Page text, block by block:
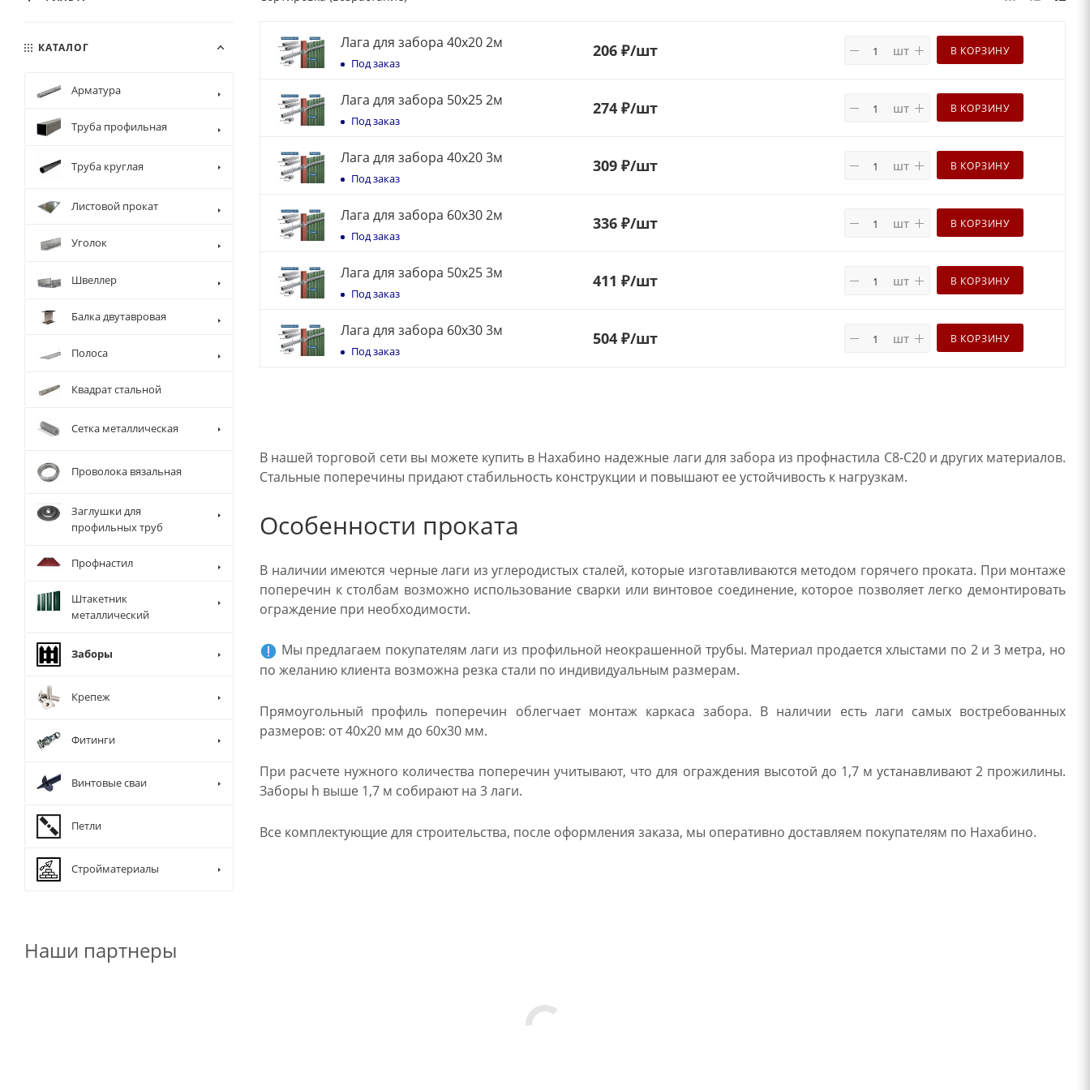
Лага для забора 40х20 2м
Под заказ
206 ₽/шт шт В КОРЗИНУ
Лага для забора 50х25 2м
Под заказ
274 ₽/шт шт В КОРЗИНУ
Лага для забора 40х20 3м
Под заказ
309 ₽/шт шт В КОРЗИНУ
Лага для забора 60х30 2м
Под заказ
336 ₽/шт шт В КОРЗИНУ
Лага для забора 50х25 3м
Под заказ
411 ₽/шт шт В КОРЗИНУ
Лага для забора 60х30 3м
Под заказ
504 ₽/шт шт В КОРЗИНУ
В нашей торговой сети вы можете купить в Нахабино надежные лаги для забора из профнастила С8-С20 и других материалов.
Стальные поперечины придают стабильность конструкции и повышают ее устойчивость к нагрузкам.
Особенности проката
В наличии имеются черные лаги из углеродистых сталей, которые изготавливаются методом горячего проката. При монтаже
поперечин к столбам возможно использование сварки или винтовое соединение, которое позволяет легко демонтировать
ограждение при необходимости.
Мы предлагаем покупателям лаги из профильной неокрашенной трубы. Материал продается хлыстами по 2 и 3 метра, но
по желанию клиента возможна резка стали по индивидуальным размерам.
Прямоугольный профиль поперечин облегчает монтаж каркаса забора. В наличии есть лаги самых востребованных
размеров: от 40х20 мм до 60х30 мм.
При расчете нужного количества поперечин учитывают, что для ограждения высотой до 1,7 м устанавливают 2 прожилины.
Заборы h выше 1,7 м собирают на 3 лаги.
Все комплектующие для строительства, после оформления заказа, мы оперативно доставляем покупателям по Нахабино.
КАТАЛОГ
Арматура
Труба профильная
Труба круглая
Листовой прокат
Уголок
Швеллер
Балка двутавровая
Полоса
Квадрат стальной
Сетка металлическая
Проволока вязальная
Заглушки для
профильных труб
Профнастил
Штакетник
металлический
Заборы
Крепеж
Фитинги
Винтовые сваи
Петли
Стройматериалы
Наши партнеры